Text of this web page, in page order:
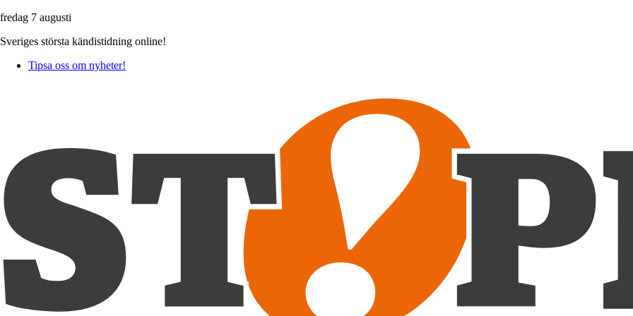
fredag 7 augusti
Sveriges största kändistidning online!
Tipsa oss om nyheter!